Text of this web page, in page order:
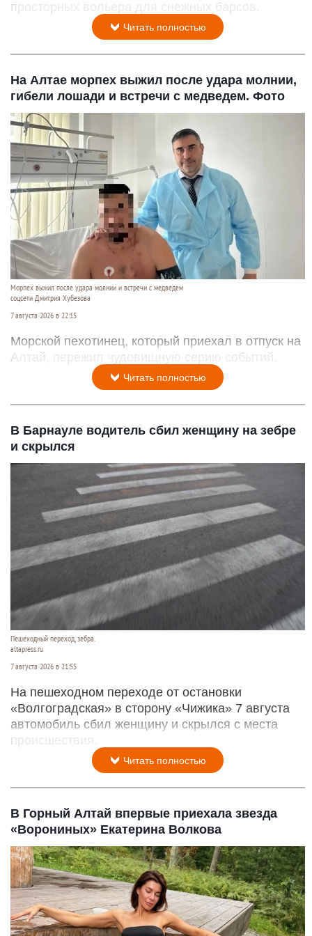
просторных вольера для снежных барсов.
Читать полностью
На Алтае морпех выжил после удара молнии,
гибели лошади и встречи с медведем. Фото
Морпех выжил после удара молнии и встречи с медведем
соцсети Дмитрия Хубезова
7 августа 2026 в 22:15
Морской пехотинец, который приехал в отпуск на
Алтай, пережил чудовищную серию событий.
Читать полностью
В Барнауле водитель сбил женщину на зебре
и скрылся
Пешеходный переход, зебра.
altapress.ru
7 августа 2026 в 21:55
На пешеходном переходе от остановки
«Волгоградская» в сторону «Чижика» 7 августа
автомобиль сбил женщину и скрылся с места
происшествия.
Читать полностью
В Горный Алтай впервые приехала звезда
«Ворониных» Екатерина Волкова